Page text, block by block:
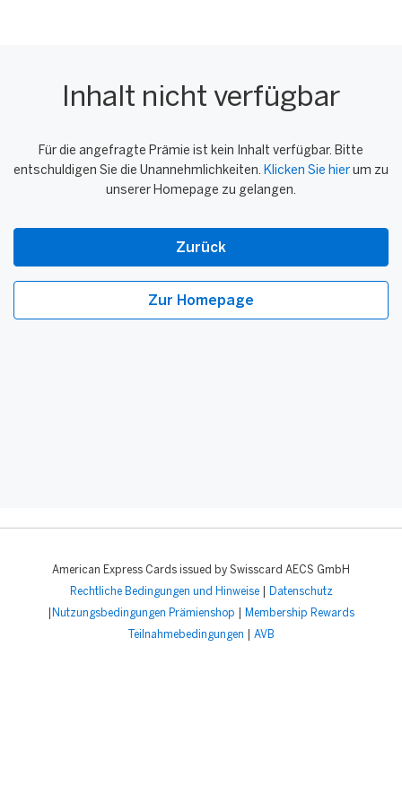
Inhalt nicht verfügbar
Für die angefragte Prämie ist kein Inhalt verfügbar. Bitte
entschuldigen Sie die Unannehmlichkeiten. Klicken Sie hier um zu
unserer Homepage zu gelangen.
Zurück
Zur Homepage
American Express Cards issued by Swisscard AECS GmbH
Rechtliche Bedingungen und Hinweise| Datenschutz
Nutzungsbedingungen Prämienshop Membership Rewards
Teilnahmebedingungen AVB